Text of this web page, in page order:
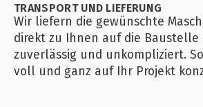
TRANSPORT UND LIEFERUNG
Wir liefern die gewünschte
direkt zu Ihnen auf die Baustelle
zuverlässig und unkompliziert.
voll und ganz auf Ihr Projekt